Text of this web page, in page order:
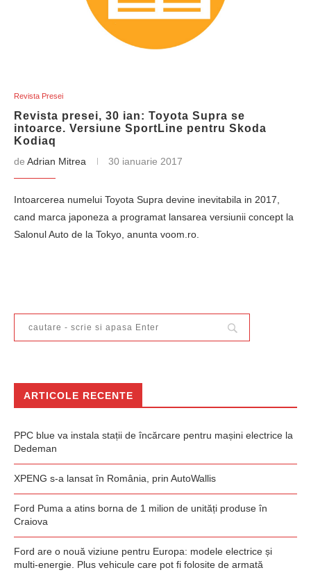
Revista Presei
Revista presei, 30 ian: Toyota Supra se
intoarce. Versiune SportLine pentru Skoda
Kodiaq
de Adrian Mitrea 30 ianuarie 2017
Intoarcerea numelui Toyota Supra devine inevitabila in 2017,
cand marca japoneza a programat lansarea versiunii concept la
Salonul Auto de la Tokyo, anunta voom.ro.
ARTICOLE RECENTE
PPC blue va instala stații de încărcare pentru mașini electrice la
Dedeman
XPENG s-a lansat în România, prin AutoWallis
Ford Puma a atins borna de 1 milion de unități produse în
Craiova
Ford are o nouă viziune pentru Europa: modele electrice și
multi-energie. Plus vehicule care pot fi folosite de armată